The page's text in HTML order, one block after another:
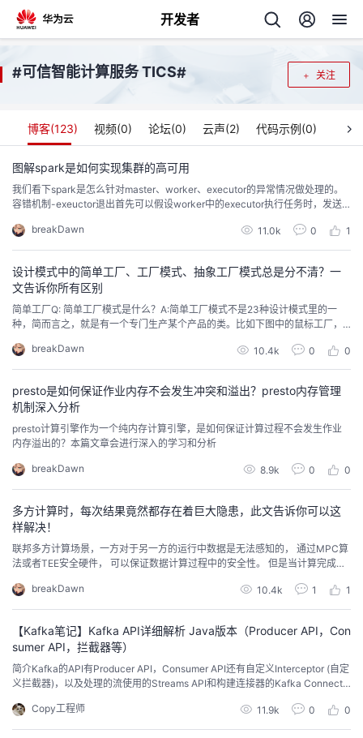
开发者
返
回
个
人
主
页
我
的
开
发
者
我
的
博
客
我
的
论
坛
我
的
圈
子
我
的
直
播
我
的
活
动
我
的
关
我
的
开
发
者
学
堂
我
的
课
程
我
的
认
证
我
的
实
我
的
我
的
Programs
我
的
支
持
我
的
技
术
支
持
我
的
云
声
建
关注
#可信智能计算服务 TICS#
博客(123) 视频(0) 论坛(0) 云声(2) 代码示例(0)
图解spark是如何实现集群的高可用
我们看下spark是怎么针对master、worker、executor的异常情况做处理的。
容错机制-exeuctor退出首先可以假设worker中的executor执行任务时，发送
事情上图总结下来就是：executor由backend进程包着，如果抛异常，他会感
知到，并调用executorRunner.exitStatu...
breakDawn 11.0k 0 1
设计模式中的简单工厂、工厂模式、抽象工厂模式总是分不清？一
文告诉你所有区别
简单工厂Q: 简单工厂模式是什么？A:简单工厂模式不是23种设计模式里的一
种，简而言之，就是有一个专门生产某个产品的类。比如下图中的鼠标工厂，
参数， 我必须根据入参去确定返回factory.create(int type)Q: 简单工厂模式的
缺点是什么？A:当我试图新增一种类型， 我就得在create里新增case-w...
breakDawn 10.4k 0 0
presto是如何保证作业内存不会发生冲突和溢出？presto内存管理
机制深入分析
presto计算引擎作为一个纯内存计算引擎，是如何保证计算过程不会发生作业
内存溢出的？本篇文章会进行深入的学习和分析
breakDawn 8.9k 0 0
多方计算时，每次结果竟然都存在着巨大隐患，此文告诉你可以这
样解决！
联邦多方计算场景，一方对于另一方的运行中数据是无法感知的， 通过MPC算
法或者TEE安全硬件， 可以保证数据计算过程中的安全性。 但是当计算完成
联合德国慕尼黑可信技术实验室， 推出了基于多方sql作业的差分隐私算法应
用， 对于大规模的聚合类计算，可以实现对内部个体的数据保护。
breakDawn 10.4k 1 1
【Kafka笔记】Kafka API详细解析 Java版本（Producer API，Con
sumer API，拦截器等）
简介Kafka的API有Producer API，Consumer API还有自定义Interceptor (自定
义拦截器)，以及处理的流使用的Streams API和构建连接器的Kafka Connect
消息发送过程中，涉及两个线程：main线程和Sender线程，以及一个线程共享
变量Rec...
Copy工程师 11.9k 0 0